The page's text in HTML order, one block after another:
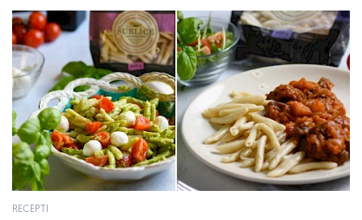
RECEPTI